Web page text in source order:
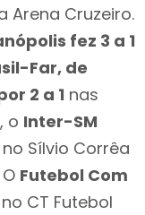
Arena Cruzeiro.
fez 3 a 1
Far, de
2 a 1 nas
, o Inter-SM
no Sílvio Corrêa
Futebol Com
CT Futebol